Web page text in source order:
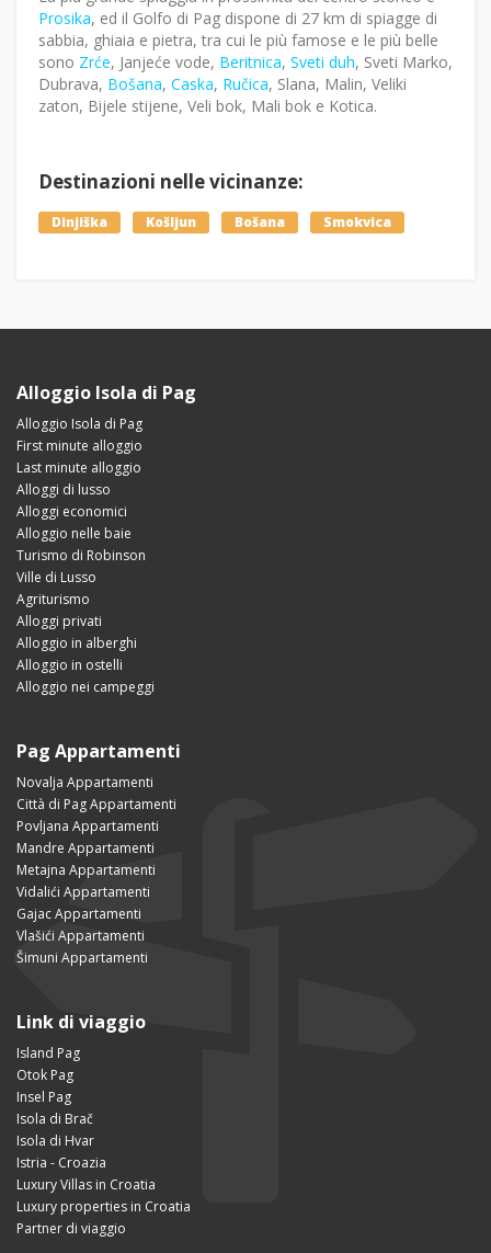
Prosika, ed il Golfo di Pag dispone di 27 km di spiagge di
sabbia, ghiaia e pietra, tra cui le più famose e le più belle
sono Zrće, Janjeće vode, Beritnica, Sveti duh, Sveti Marko,
Dubrava, Bošana, Caska, Ručica, Slana, Malin, Veliki
zaton, Bijele stijene, Veli bok, Mali bok e Kotica.
Destinazioni nelle vicinanze:
Dinjiška Košljun Bošana Smokvica
Alloggio Isola di Pag
Alloggio Isola di Pag
First minute alloggio
Last minute alloggio
Alloggi di lusso
Alloggi economici
Alloggio nelle baie
Turismo di Robinson
Ville di Lusso
Agriturismo
Alloggi privati
Alloggio in alberghi
Alloggio in ostelli
Alloggio nei campeggi
Pag Appartamenti
Novalja Appartamenti
Città di Pag Appartamenti
Povljana Appartamenti
Mandre Appartamenti
Metajna Appartamenti
Vidalići Appartamenti
Gajac Appartamenti
Vlašići Appartamenti
Šimuni Appartamenti
Link di viaggio
Island Pag
Otok Pag
Insel Pag
Isola di Brač
Isola di Hvar
Istria - Croazia
Luxury Villas in Croatia
Luxury properties in Croatia
Partner di viaggio